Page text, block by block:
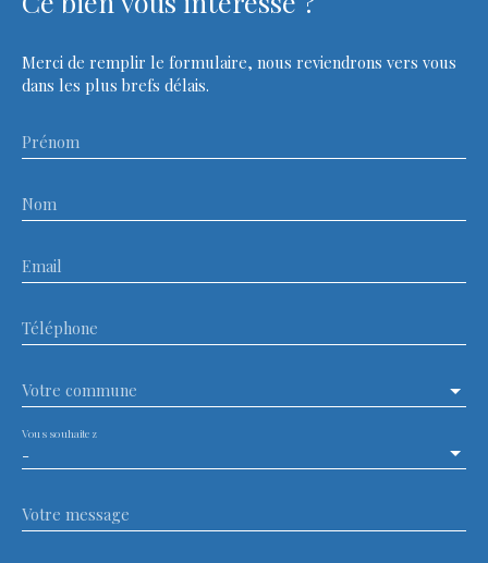
Merci de remplir le formulaire, nous reviendrons vers vous
dans les plus brefs délais.
Prénom
Nom
Email
Téléphone
Votre commune
-
Vous souhaitez
Votre message